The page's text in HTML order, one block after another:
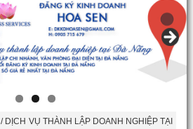
/DỊCH VỤ THÀNH LẬP DOANH NGHIỆP TẠI